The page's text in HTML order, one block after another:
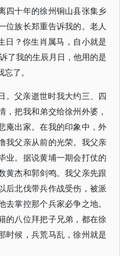
四十年的徐州铜山县张集乡
位族长郑重告诉我的。老人
日？你生肖属马，自小就是
了我的生辰月日，他用的是
了。
。父亲逝世时我大约三、四
，把我和弟交给徐州外婆，
庵出家。在我的印象中，外
我父亲从前的光荣。我父亲
业。据说黄埔一期会打仗的
黄杰和郭剑鸣。我父亲先跟
后北伐带兵作战受伤，被派
掌控那个兵家必争之地。
的八位拜把子兄弟，都在徐
时候，兵荒马乱，徐州就是